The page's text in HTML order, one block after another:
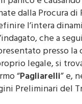
panico e
dalla Procura di
l’intera
che a
presso la
legale, si
“Pagliarelli” e,
Preliminari del